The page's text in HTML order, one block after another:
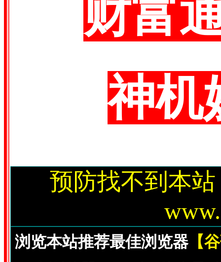
财富
神机
预防找不到本
浏览本站推荐最佳浏览器【